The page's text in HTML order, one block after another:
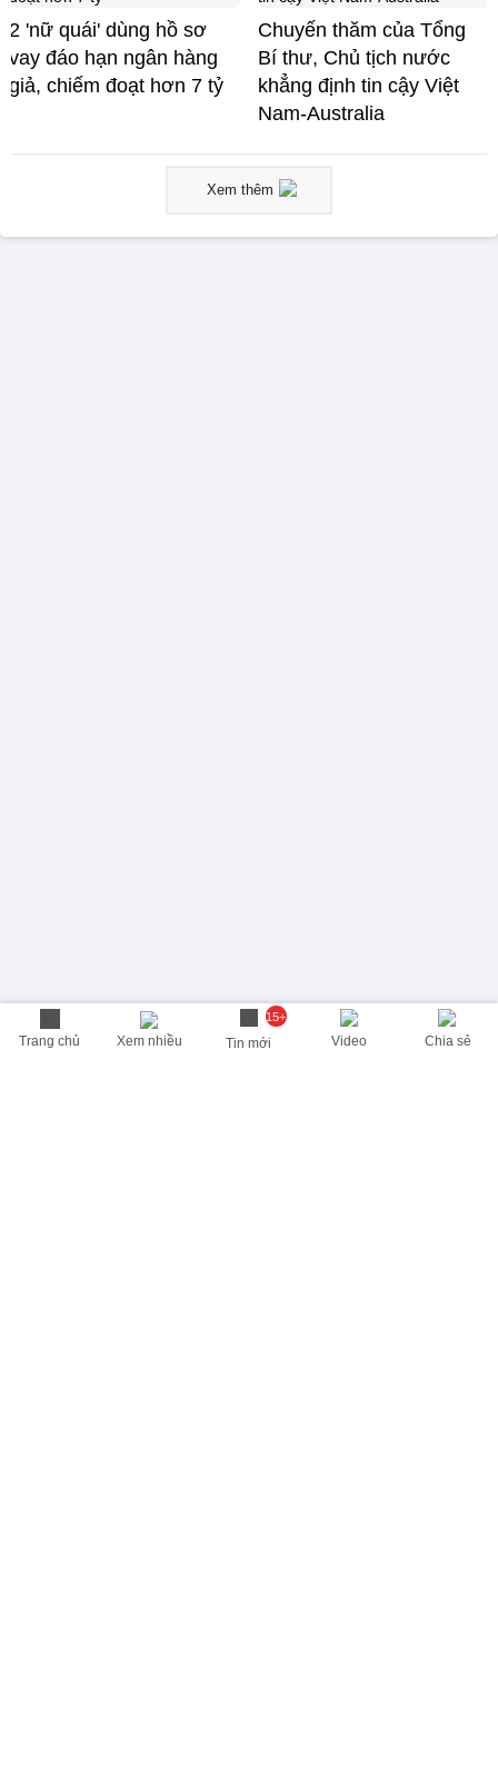
Trang chủ Xem nhiều
15+
Tin mới Video Chia sẻ
2 'nữ quái' dùng hồ sơ
vay đáo hạn ngân hàng
giả, chiếm đoạt hơn 7 tỷ
Chuyến thăm của Tổng
Bí thư, Chủ tịch nước
khẳng định tin cậy Việt
Nam-Australia
Xem thêm